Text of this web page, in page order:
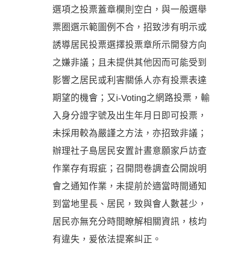
選項之投票蓋章欄則空白，與一般選舉
票圈選示範圖例不合，招致涉有明示或
誘導居民投票選擇投票章所示開發方向
之嫌非議；且未提供其他因而可能受到
影響之居民或利害關係人亦有投票表達
期望的機會；又i-Voting之網路投票，輸
入身分證字號及出生年月日即可投票，
未採用較為嚴謹之方法，亦招致非議；
辦理社子島居民安置計晝意願家戶訪查
作業存有瑕疵；召開問卷調查公開說明
會之通知作業，未提前於適當時間通知
到當地里長、居民，致與會人數甚少，
居民亦無充分時間瞭解相關資訊，核均
有違失，爰依法提案糾正。